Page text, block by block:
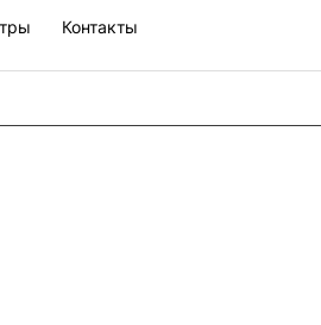
Контакты